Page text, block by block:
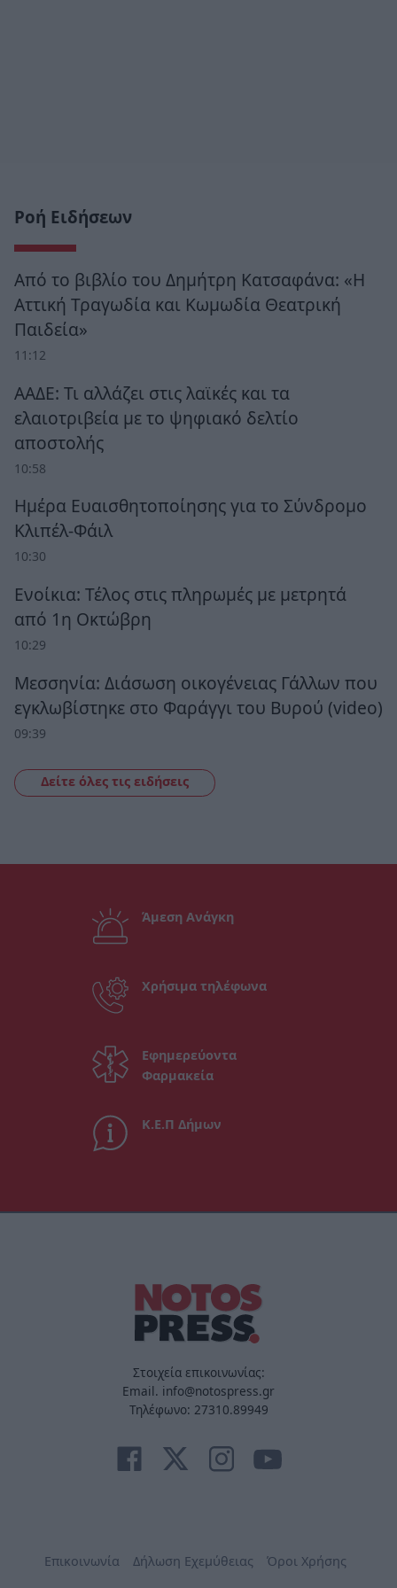
Ροή Ειδήσεων
Από το βιβλίο του Δημήτρη Κατσαφάνα: «Η
Αττική Τραγωδία και Κωμωδία Θεατρική
Παιδεία»
11:12
ΑΑΔΕ: Τι αλλάζει στις λαϊκές και τα
ελαιοτριβεία με το ψηφιακό δελτίο
αποστολής
10:58
Ημέρα Ευαισθητοποίησης για το Σύνδρομο
Κλιπέλ-Φάιλ
10:30
Ενοίκια: Τέλος στις πληρωμές με μετρητά
από 1η Οκτώβρη
10:29
Μεσσηνία: Διάσωση οικογένειας Γάλλων που
εγκλωβίστηκε στο Φαράγγι του Βυρού (video)
09:39
Δείτε όλες τις ειδήσεις
Άμεση Ανάγκη
Χρήσιμα τηλέφωνα
Εφημερεύοντα
Φαρμακεία
Κ.Ε.Π Δήμων
Στοιχεία επικοινωνίας:
Email. info@notospress.gr
Τηλέφωνο: 27310.89949
Επικοινωνία Δήλωση Εχεμύθειας Όροι Χρήσης